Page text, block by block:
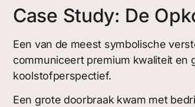
Case Study: De
Een van de meest symbolische
communiceert premium kwaliteit en
koolstofperspectief.
Een grote doorbraak kwam met